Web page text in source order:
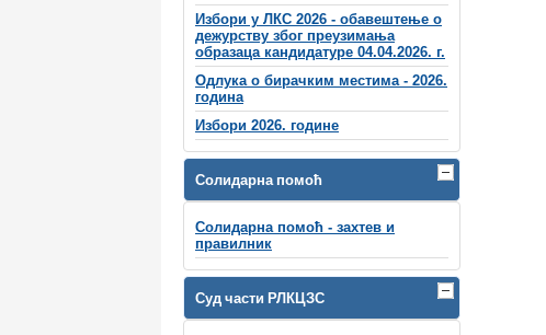
Избори у ЛКС 2026 - обавештење о
дежурству због преузимања
образаца кандидатуре 04.04.2026. г.
Одлука о бирачким местима - 2026.
година
Избори 2026. године
Солидарна помоћ
Солидарна помоћ - захтев и
правилник
Суд части РЛКЦЗС